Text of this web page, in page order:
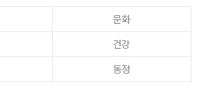
문화
건강
동정